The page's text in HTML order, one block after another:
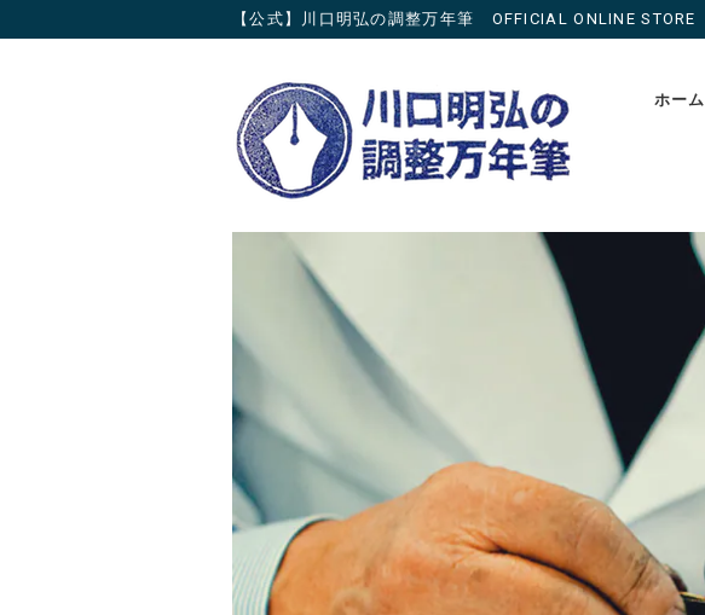
【公式】川口明弘の調整万年筆 OFFICIAL ONLINE STORE
ホーム